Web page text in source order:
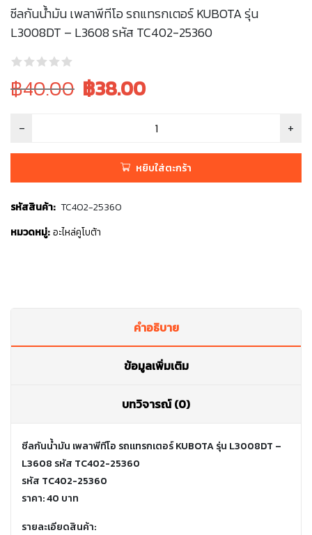
ซีลกันน้ำมัน เพลาพีทีโอ รถแทรกเตอร์ KUBOTA รุ่น
L3008DT – L3608 รหัส TC402-25360
Original
price
was:
฿40.00 Current
฿38.00
หยิบใส่ตะกร้า
รหัสสินค้า: TC402-25360
หมวดหมู่: อะไหล่คูโบต้า
คำอธิบาย
ข้อมูลเพิ่มเติม
บทวิจารณ์ (0)
ซีลกันน้ำมัน เพลาพีทีโอ รถแทรกเตอร์ KUBOTA รุ่น L3008DT –
L3608 รหัส TC402-25360
รหัส TC402-25360
ราคา: 40 บาท
รายละเอียดสินค้า: